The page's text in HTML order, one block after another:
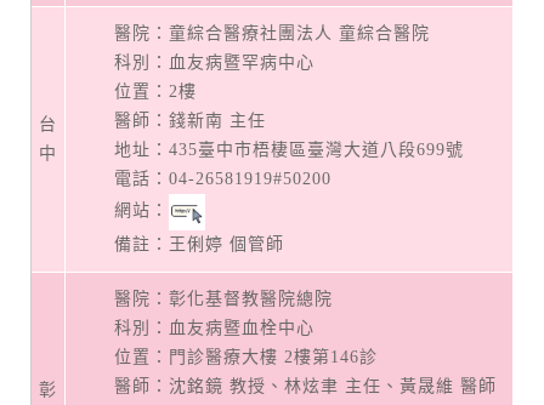
台
中
醫院：童綜合醫療社團法人 童綜合醫院
科別：血友病暨罕病中心
位置：2樓
醫師：錢新南 主任
地址： 435臺中市梧棲區臺灣大道八段699號
電話： 04-26581919#50200
網站：
備註：王俐婷 個管師
彰
醫院：彰化基督教醫院總院
科別：血友病暨血栓中心
位置：門診醫療大樓 2樓第146診
醫師：沈銘鏡 教授、林炫聿 主任、黃晟維 醫師